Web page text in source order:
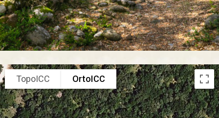
TopoICC OrtoICC